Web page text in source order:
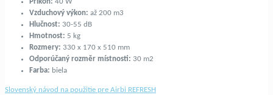
Príkon: 40 W
Vzduchový výkon: až 200 m3
Hlučnost: 30-55 dB
Hmotnost: 5 kg
Rozmery: 330 x 170 x 510 mm
Odporúčaný rozměr místnosti: 30 m2
Farba: biela
Slovenský návod na použitie pre Airbi REFRESH